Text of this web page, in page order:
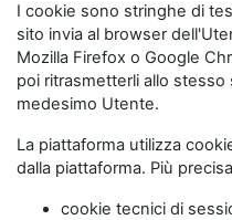
I cookie sono stringhe di
sito invia al browser
Mozilla Firefox o Google
poi ritrasmetterli allo
medesimo Utente.
La piattaforma utilizza
dalla piattaforma. Più
cookie tecnici di